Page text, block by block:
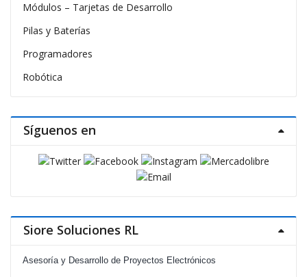
Módulos – Tarjetas de Desarrollo
Pilas y Baterías
Programadores
Robótica
Síguenos en
Siore Soluciones RL
Asesoría y Desarrollo de Proyectos Electrónicos